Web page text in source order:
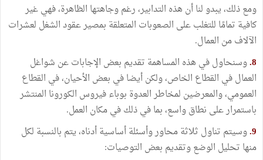
ومع ذلك، يبدو لنا أن هذه التدابير، رغم وجاهتها الظاهرة، فهي غير
كافية تمامًا للتغلب على الصعوبات المتعلقة بمصير عقود الشغل لعشرات
الآلاف من العمال.
8. وسنحاول في هذه المساهمة تقديم بعض الإجابات عن شواغل
العمال في القطاع الخاص، ولكن أيضا في بعض الأحيان، في القطاع
العمومي، والمعرضين لمخاطر العدوة بوباء فيروس الكورونا المنتشر
باستمرار على نطاق واسع، بما في ذلك في مكان العمل.
9. وسيتم تناول ثلاثة محاور وأسئلة أساسية أدناه، يتم بالنسبة لكل
منها تحليل الوضع وتقديم بعض التوصيات: